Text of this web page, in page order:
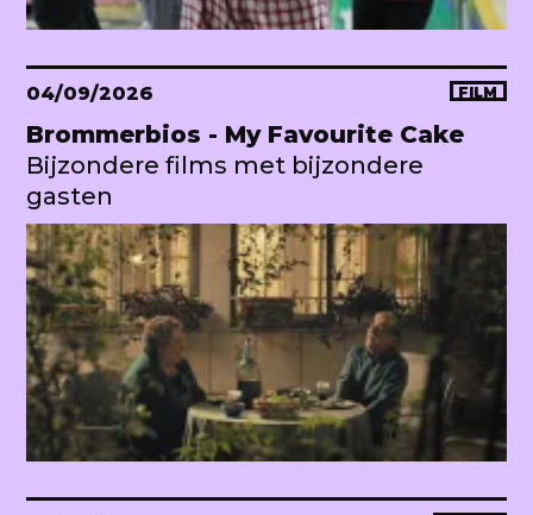
04/09/2026 FILM
Brommerbios - My Favourite Cake
Bijzondere films met bijzondere
gasten